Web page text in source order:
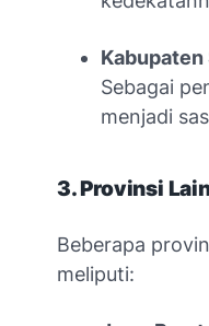
Sebagai
menjadi
3. Provinsi
Beberapa
meliputi: